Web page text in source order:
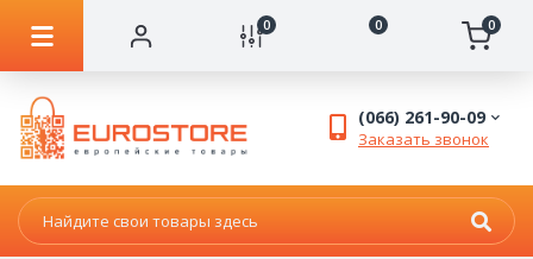
0 0 0
(066) 261-90-09
Заказать звонок